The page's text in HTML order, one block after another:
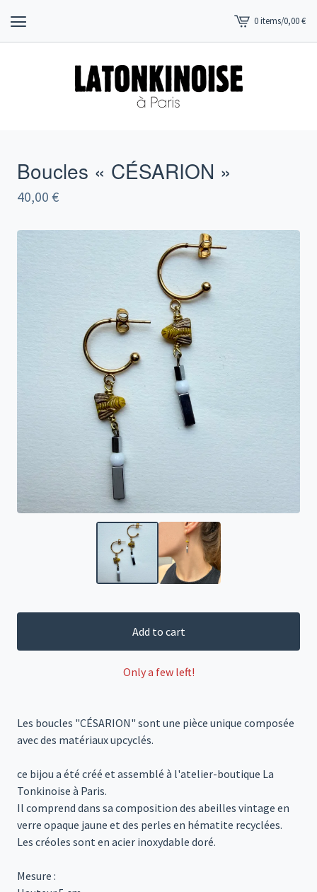
View
cart
0 items/0,00€
Boucles « CÉSARION »
40,00 €
Add to cart
Only a few left!
Les boucles "CÉSARION" sont une pièce unique composée
avec des matériaux upcyclés.
ce bijou a été créé et assemblé à l'atelier-boutique La
Tonkinoise à Paris.
Il comprend dans sa composition des abeilles vintage en
verre opaque jaune et des perles en hématite recyclées.
Les créoles sont en acier inoxydable doré.
Mesure :